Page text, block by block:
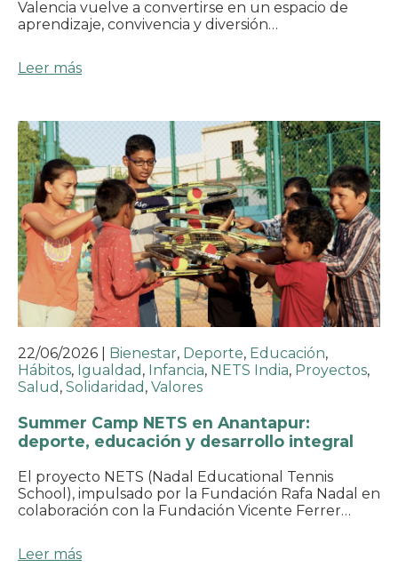
Valencia vuelve a convertirse en un espacio de
aprendizaje, convivencia y diversión…
Leer más
22/06/2026 Bienestar, Deporte, Educación,
Hábitos, Igualdad , Infancia, NETS India, Proyectos,
Salud , Solidaridad , Valores
Summer Camp NETS en Anantapur:
deporte, educación y desarrollo integral
El proyecto NETS (Nadal Educational Tennis
School), impulsado por la Fundación Rafa Nadal en
colaboración con la Fundación Vicente Ferrer…
Leer más